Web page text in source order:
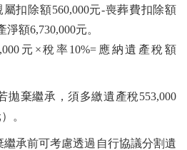
扣除額560,000元-喪葬費扣除額
淨額6,730,000元。
元×稅率10%=應納遺產稅額
拋棄繼承，須多繳遺產稅553,000
。
承前可考慮透過自行協議分割遺